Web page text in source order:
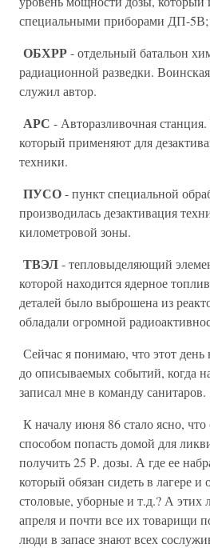
специальными приборами ДП-5В;
ОБХРР- отдельный батальон
радиационной разведки.
служил автор.
АРС - Авторазливочная
который применяют для
техники.
ПУСО- пункт специальной
производилась дезактивация
километровой зоны.
ТВЭЛ- тепловыделяющий
которой находится ядерное
деталей было выброшена из
обладали огромной
Сейчас я понимаю, что этот день
до описываемых событий, когда
записал мне в команду санитаров.
К началу июня 86 стало ясно,
способом попасть домой для
получить 25 Р. дозы. А где ее
который обязан сидеть в лагере и
столовые, уборные и т.д.? А этих
апреля и почти все их товарищи
люди в запасе знают всех